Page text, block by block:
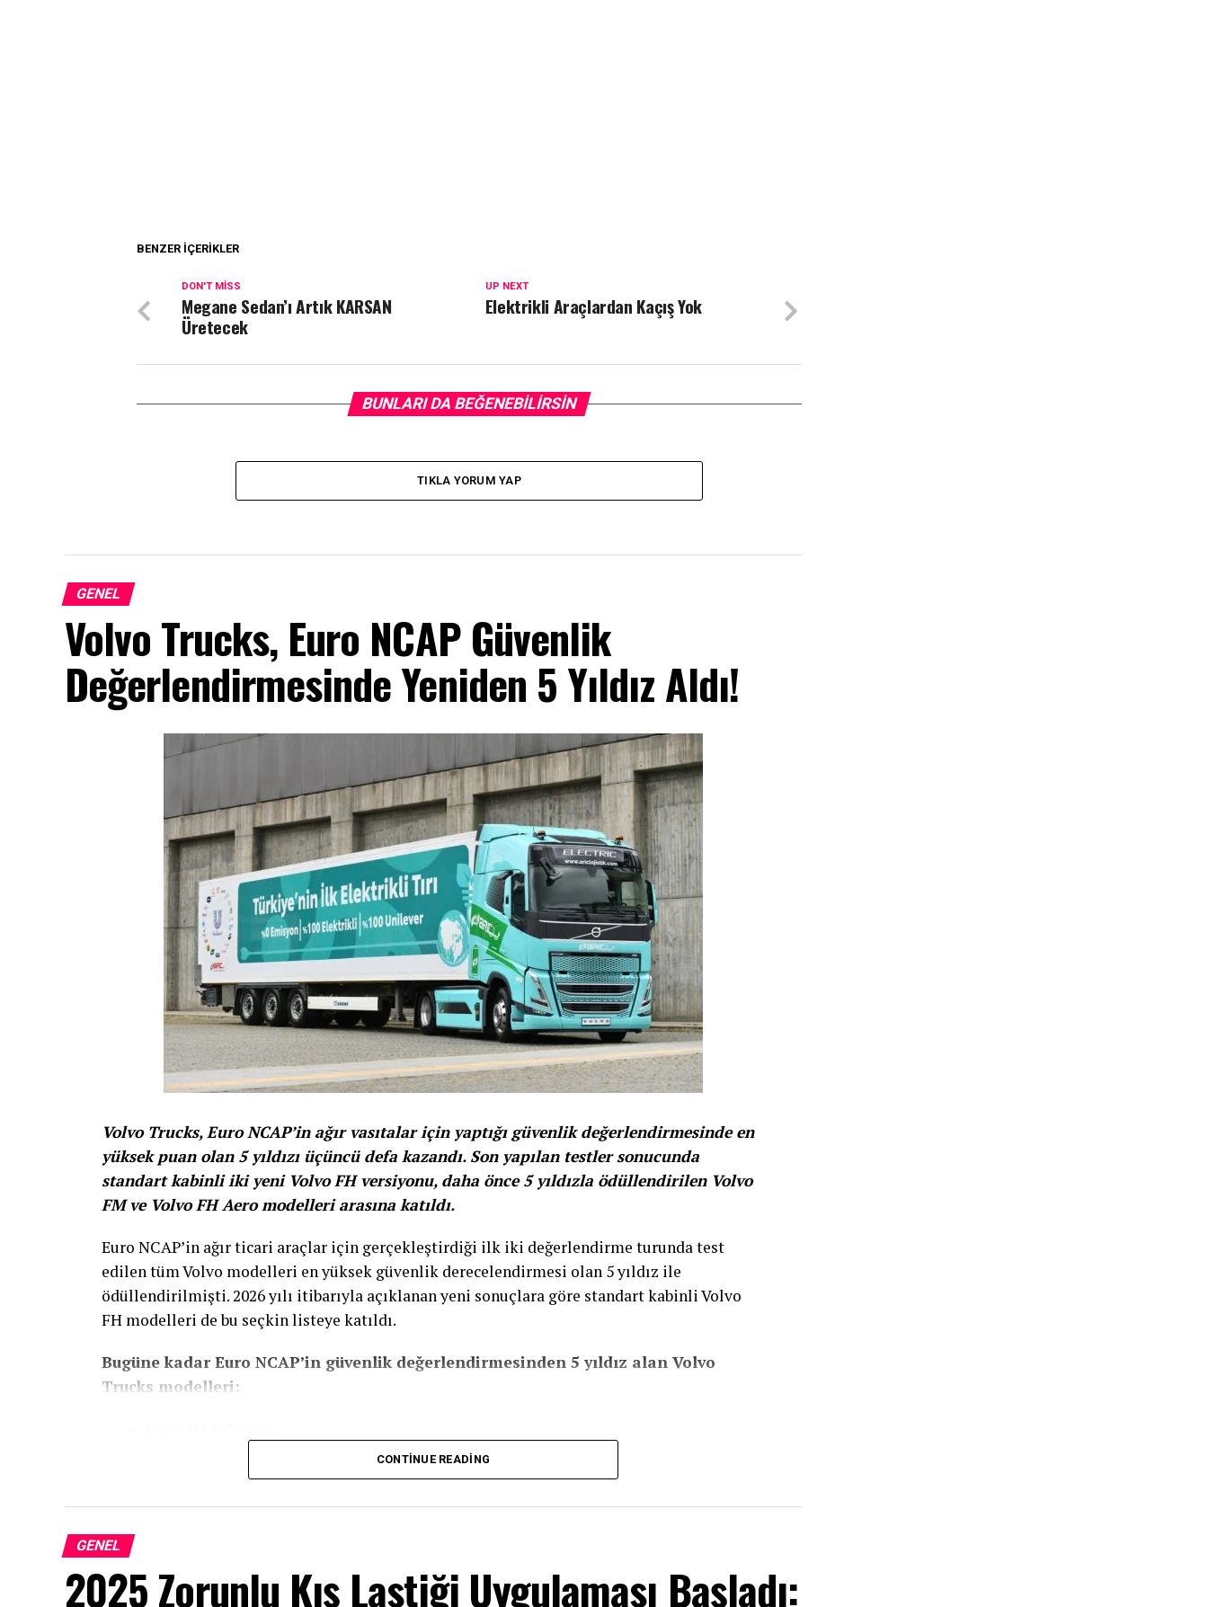
BENZER İÇERIKLER
UP NEXT
Elektrikli Araçlardan Kaçış Yok
DON'T MISS
Megane Sedan’ı Artık KARSAN
Üretecek
BUNLARI DA BEĞENEBILIRSIN
TIKLA YORUM YAP
GENEL
Volvo Trucks, Euro NCAP Güvenlik
Değerlendirmesinde Yeniden 5 Yıldız Aldı!
Volvo Trucks, Euro NCAP’in ağır vasıtalar için yaptığı güvenlik değerlendirmesinde en
yüksek puan olan 5 yıldızı üçüncü defa kazandı. Son yapılan testler sonucunda
standart kabinli iki yeni Volvo FH versiyonu, daha önce 5 yıldızla ödüllendirilen Volvo
FM ve Volvo FH Aero modelleri arasına katıldı.
Euro NCAP’in ağır ticari araçlar için gerçekleştirdiği ilk iki değerlendirme turunda test
edilen tüm Volvo modelleri en yüksek güvenlik derecelendirmesi olan 5 yıldız ile
ödüllendirilmişti. 2026 yılı itibarıyla açıklanan yeni sonuçlara göre standart kabinli Volvo
FH modelleri de bu seçkin listeye katıldı.
Bugüne kadar Euro NCAP’in güvenlik değerlendirmesinden 5 yıldız alan Volvo
Trucks modelleri:
Volvo FH Aero 6×2 kamyon
CONTINUE READING
GENEL
2025 Zorunlu Kış Lastiği Uygulaması Başladı: